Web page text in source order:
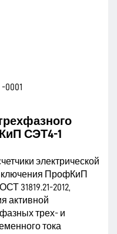
0001
СЭТ4-1
электрической
ПрофКиП
31819.21-2012,
активной
трех- и
тока